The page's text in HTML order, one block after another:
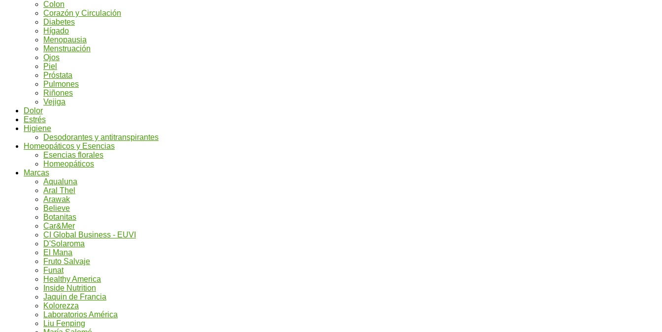
Colon
Corazón y Circulación
Diabetes
Hígado
Menopausia
Menstruación
Ojos
Piel
Próstata
Pulmones
Riñones
Vejiga
Dolor
Estrés
Higiene
Desodorantes y antitranspirantes
Homeopáticos y Esencias
Esencias florales
Homeopáticos
Marcas
Aqualuna
Aral Thel
Arawak
Believe
Botanitas
Car&Mer
CI Global Business - EUVI
D'Solaroma
El Mana
Fruto Salvaje
Funat
Healthy America
Inside Nutrition
Jaquin de Francia
Kolorezza
Laboratorios América
Liu Fenping